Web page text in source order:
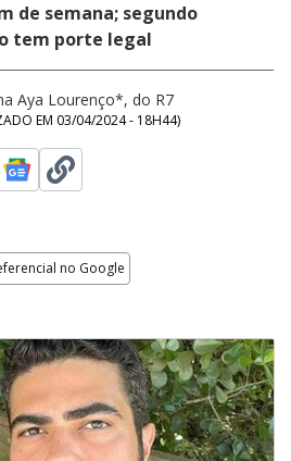
de semana; segundo
tem porte legal
Aya Lourenço*, do R7
EM 03/04/2024 - 18H44)
no Google